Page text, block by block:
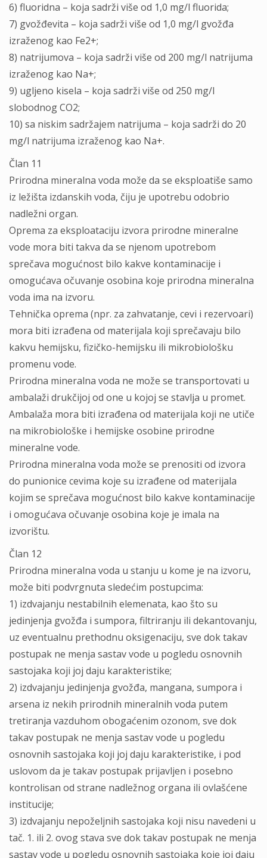
6) fluoridna – koja sadrži više od 1,0 mg/l fluorida;
7) gvožđevita – koja sadrži više od 1,0 mg/l gvožđa
izraženog kao Fe2+;
8) natrijumova – koja sadrži više od 200 mg/l natrijuma
izraženog kao Na+;
9) ugljeno kisela – koja sadrži više od 250 mg/l
slobodnog CO2;
10) sa niskim sadržajem natrijuma – koja sadrži do 20
mg/l natrijuma izraženog kao Na+.
Član 11
Prirodna mineralna voda može da se eksploatiše samo
iz ležišta izdanskih voda, čiju je upotrebu odobrio
nadležni organ.
Oprema za eksploataciju izvora prirodne mineralne
vode mora biti takva da se njenom upotrebom
sprečava mogućnost bilo kakve kontaminacije i
omogućava očuvanje osobina koje prirodna mineralna
voda ima na izvoru.
Tehnička oprema (npr. za zahvatanje, cevi i rezervoari)
mora biti izrađena od materijala koji sprečavaju bilo
kakvu hemijsku, fizičko-hemijsku ili mikrobiološku
promenu vode.
Prirodna mineralna voda ne može se transportovati u
ambalaži drukčijoj od one u kojoj se stavlja u promet.
Ambalaža mora biti izrađena od materijala koji ne utiče
na mikrobiološke i hemijske osobine prirodne
mineralne vode.
Prirodna mineralna voda može se prenositi od izvora
do punionice cevima koje su izrađene od materijala
kojim se sprečava mogućnost bilo kakve kontaminacije
i omogućava očuvanje osobina koje je imala na
izvorištu.
Član 12
Prirodna mineralna voda u stanju u kome je na izvoru,
može biti podvrgnuta sledećim postupcima:
1) izdvajanju nestabilnih elemenata, kao što su
jedinjenja gvožđa i sumpora, filtriranju ili dekantovanju,
uz eventualnu prethodnu oksigenaciju, sve dok takav
postupak ne menja sastav vode u pogledu osnovnih
sastojaka koji joj daju karakteristike;
2) izdvajanju jedinjenja gvožđa, mangana, sumpora i
arsena iz nekih prirodnih mineralnih voda putem
tretiranja vazduhom obogaćenim ozonom, sve dok
takav postupak ne menja sastav vode u pogledu
osnovnih sastojaka koji joj daju karakteristike, i pod
uslovom da je takav postupak prijavljen i posebno
kontrolisan od strane nadležnog organa ili ovlašćene
institucije;
3) izdvajanju nepoželjnih sastojaka koji nisu navedeni u
tač. 1. ili 2. ovog stava sve dok takav postupak ne menja
sastav vode u pogledu osnovnih sastojaka koje joj daju